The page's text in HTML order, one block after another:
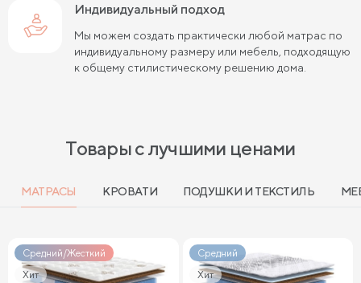
Индивидуальный подход
Мы можем создать практически любой матрас по
индивидуальному размеру или мебель, подходящую
к общему стилистическому решению дома.
Товары с лучшими ценами
МАТРАСЫ КРОВАТИ ПОДУШКИ И ТЕКСТИЛЬ
Средний/Жесткий
Хит
Средний
Хит